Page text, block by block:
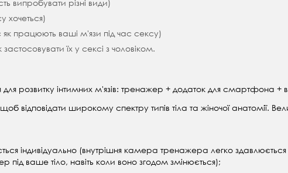
випробувати різні види)
хочеться)
як працюють ваші м'язи під час сексу)
їх у сексі з чоловіком.
розвитку інтимних м'язів: тренажер + додаток для смартфона +
відповідати широкому спектру типів тіла та жіночої анатомії.
індивідуально (внутрішня камера тренажера легко
під ваше тіло, навіть коли воно згодом змінюється);